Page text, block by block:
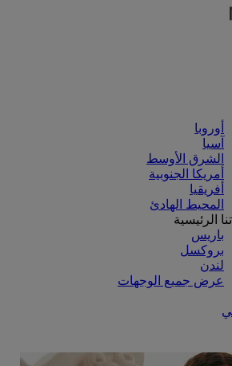
أوروبا
آسيا
الشرق الأوسط
أمريكا الجنوبية
أفريقيا
المحيط الهادئ
الرئيسية
باريس
بروكسل
لندن
عرض جميع الوجهات